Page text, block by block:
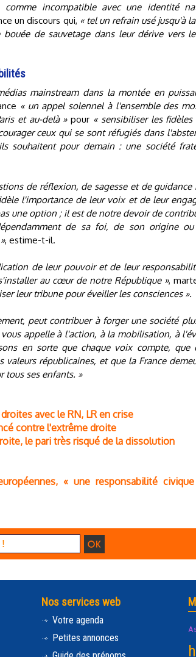
incompatible avec une identité
un discours qui, « tel un refrain usé jusqu'à
bouée de sauvetage dans leur dérive vers
mainstream dans la montée en
« un appel solennel à l'ensemble des
et au-delà »pour « sensibiliser les fidèles
ceux qui se sont réfugiés dans
souhaitent pour demain : une société
de réflexion, de sagesse et de guidance
l'importance de leur voix et de leur
une option ; il est de notre devoir de
de sa foi, de son origine
, estime-t-il.
de leur pouvoir et de leur
au cœur de notre République »,
leur tribune pour éveiller les consciences ».
peut contribuer à forger une société
vous appelle à l'action, à la mobilisation, à
en sorte que chaque voix compte, que
républicaines, et que la France
tous ses enfants. »
avec le RN, LR en crise
contre l'extrême droite
le pari très risqué de la dissolution
« une responsabilité
Nos services web
Votre agenda
Petites annonces